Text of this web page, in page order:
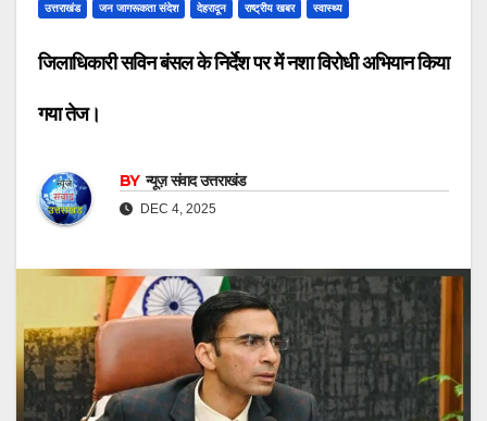
उत्तराखंड जन जागरूकता संदेश देहरादून राष्ट्रीय खबर स्वास्थ्य
जिलाधिकारी सविन बंसल के निर्देश पर में नशा विरोधी अभियान किया
गया तेज।
BY न्यूज़ संवाद उत्तराखंड
DEC 4, 2025